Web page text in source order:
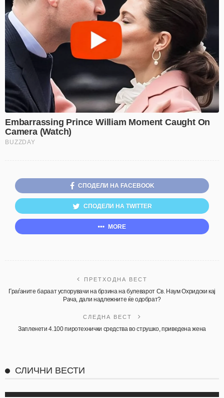
СПОДЕЛИ НА FACEBOOK
СПОДЕЛИ НА TWITTER
MORE
ПРЕТХОДНА ВЕСТ
Граѓаните бараат успорувачи на брзина на булеварот Св. Наум Охридски кај
Рача, дали надлежните ќе одобрат?
СЛЕДНА ВЕСТ
Запленети 4.100 пиротехнички средства во струшко, приведена жена
СЛИЧНИ ВЕСТИ